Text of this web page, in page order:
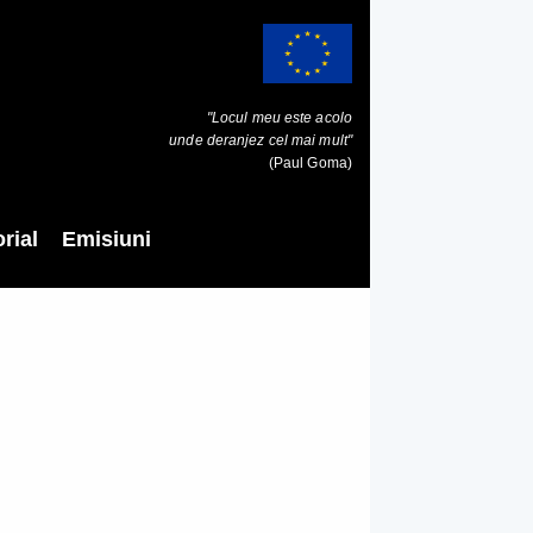
"Locul meu este acolo
unde deranjez cel mai mult"
(Paul Goma)
Emisiuni